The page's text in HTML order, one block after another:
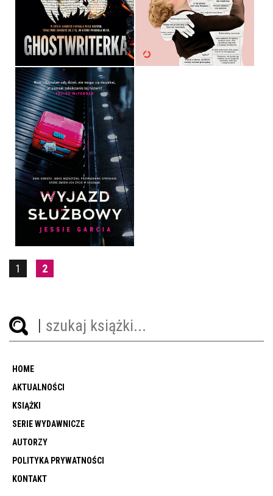
BRZEGAMI
59,99 ZŁ
OPRAWA MIĘKKA
49,99 ZŁ
WYJAZD SŁUŻBOWY
JESSIE GARCIA
OPRAWA MIĘKKA
54,99 ZŁ
1 2
HOME
AKTUALNOŚCI
KSIĄŻKI
SERIE WYDAWNICZE
AUTORZY
POLITYKA PRYWATNOŚCI
KONTAKT